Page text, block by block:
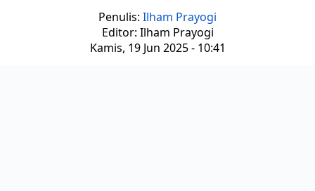
Penulis: Ilham Prayogi
Editor: Ilham Prayogi
Kamis, 19 Jun 2025 - 10:41